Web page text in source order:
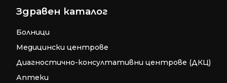
Здравен каталог
Болници
Медицински центрове
Диагностично-консултативни центрове (ДКЦ)
Аптеки